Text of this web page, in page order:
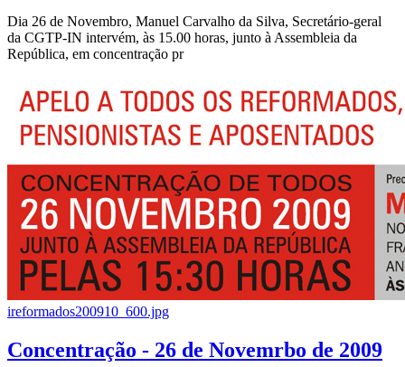
Dia 26 de Novembro, Manuel Carvalho da Silva, Secretário-geral
da CGTP-IN intervém, às 15.00 horas, junto à Assembleia da
República, em concentração pr
ireformados200910_600.jpg
Concentração - 26 de Novemrbo de 2009